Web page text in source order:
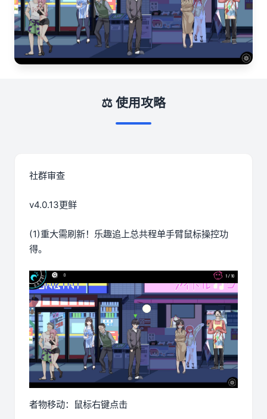
⚖️ 使用攻略
社群审查
v4.0.13更鲜
(1)重大需刷新！乐趣追上总共程单手臂鼠标操控功
得。
者物移动：鼠标右键点击